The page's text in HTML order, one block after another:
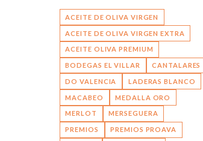
ACEITE DE OLIVA VIRGEN
ACEITE DE OLIVA VIRGEN EXTRA
ACEITE OLIVA PREMIUM
BODEGAS EL VILLAR CANTALARES
DO VALENCIA LADERAS BLANCO
MACABEO MEDALLA ORO
MERLOT MERSEGUERA
PREMIOS PREMIOS PROAVA